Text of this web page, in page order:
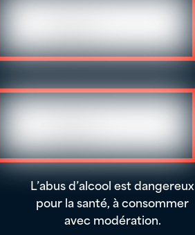
L’abus d’alcool est dangereux
pour la santé, à consommer
avec modération.